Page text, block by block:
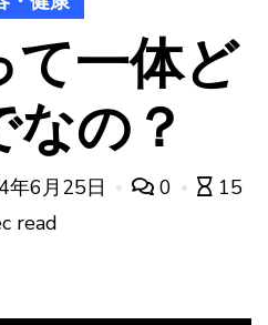
て一体ど
の？
6月25日 0
15
read